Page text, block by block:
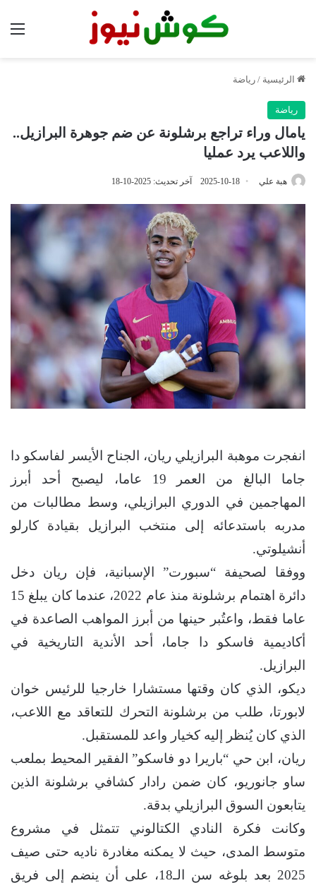
الرئيسية / رياضة
رياضة
يامال وراء تراجع برشلونة عن ضم جوهرة البرازيل..
واللاعب يرد عمليا
هبة علي 2025-10-18 آخر تحديث: 2025-10-18
انفجرت موهبة البرازيلي ريان، الجناح الأيسر لفاسكو دا
جاما البالغ من العمر 19 عاما، ليصبح أحد أبرز
المهاجمين في الدوري البرازيلي، وسط مطالبات من
مدربه باستدعائه إلى منتخب البرازيل بقيادة كارلو
أنشيلوتي.
ووفقا لصحيفة “سبورت” الإسبانية، فإن ريان دخل
دائرة اهتمام برشلونة منذ عام 2022، عندما كان يبلغ 15
عاما فقط، واعتُبر حينها من أبرز المواهب الصاعدة في
أكاديمية فاسكو دا جاما، أحد الأندية التاريخية في
البرازيل.
ديكو، الذي كان وقتها مستشارا خارجيا للرئيس خوان
لابورتا، طلب من برشلونة التحرك للتعاقد مع اللاعب،
الذي كان يُنظر إليه كخيار واعد للمستقبل.
ريان، ابن حي “باريرا دو فاسكو” الفقير المحيط بملعب
ساو جانوريو، كان ضمن رادار كشافي برشلونة الذين
يتابعون السوق البرازيلي بدقة.
وكانت فكرة النادي الكتالوني تتمثل في مشروع
متوسط المدى، حيث لا يمكنه مغادرة ناديه حتى صيف
2025 بعد بلوغه سن الـ18، على أن ينضم إلى فريق